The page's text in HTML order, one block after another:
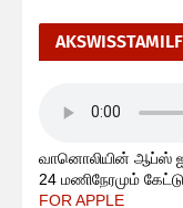
வானொலியின் ஆப்ஸ் ஐ
24 மணிநேரமும்
FOR APPLE